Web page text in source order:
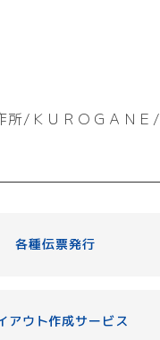
所/ＫＵＲＯＧＡＮＥ/
各種伝票発行
アウト作成サービス